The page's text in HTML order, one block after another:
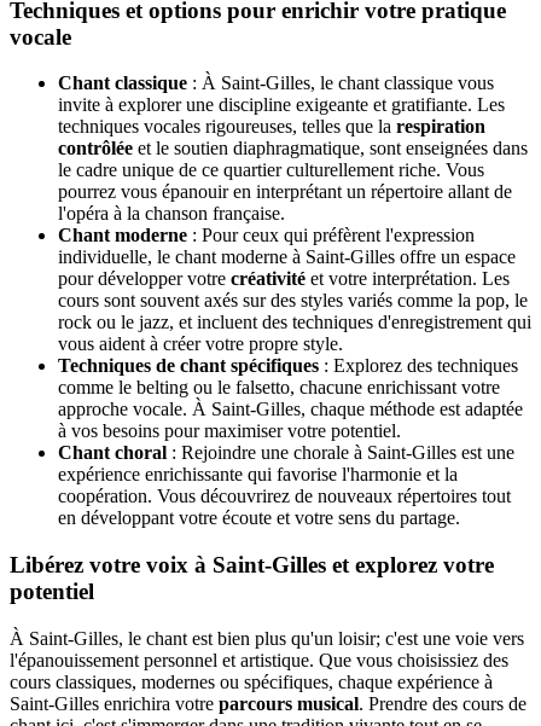
Techniques et options pour enrichir votre pratique
vocale
Chant classique : À Saint-Gilles, le chant classique vous
invite à explorer une discipline exigeante et gratifiante. Les
techniques vocales rigoureuses, telles que la respiration
contrôlée et le soutien diaphragmatique, sont enseignées dans
le cadre unique de ce quartier culturellement riche. Vous
pourrez vous épanouir en interprétant un répertoire allant de
l'opéra à la chanson française.
Chant moderne : Pour ceux qui préfèrent l'expression
individuelle, le chant moderne à Saint-Gilles offre un espace
pour développer votre créativité et votre interprétation. Les
cours sont souvent axés sur des styles variés comme la pop, le
rock ou le jazz, et incluent des techniques d'enregistrement qui
vous aident à créer votre propre style.
Techniques de chant spécifiques : Explorez des techniques
comme le belting ou le falsetto, chacune enrichissant votre
approche vocale. À Saint-Gilles, chaque méthode est adaptée
à vos besoins pour maximiser votre potentiel.
Chant choral : Rejoindre une chorale à Saint-Gilles est une
expérience enrichissante qui favorise l'harmonie et la
coopération. Vous découvrirez de nouveaux répertoires tout
en développant votre écoute et votre sens du partage.
Libérez votre voix à Saint-Gilles et explorez votre
potentiel
À Saint-Gilles, le chant est bien plus qu'un loisir; c'est une voie vers
l'épanouissement personnel et artistique. Que vous choisissiez des
cours classiques, modernes ou spécifiques, chaque expérience à
Saint-Gilles enrichira votre parcours musical. Prendre des cours de